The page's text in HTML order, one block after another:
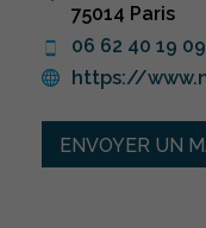
75014 Paris
06 62 40 19
https://
ENVOYER UN